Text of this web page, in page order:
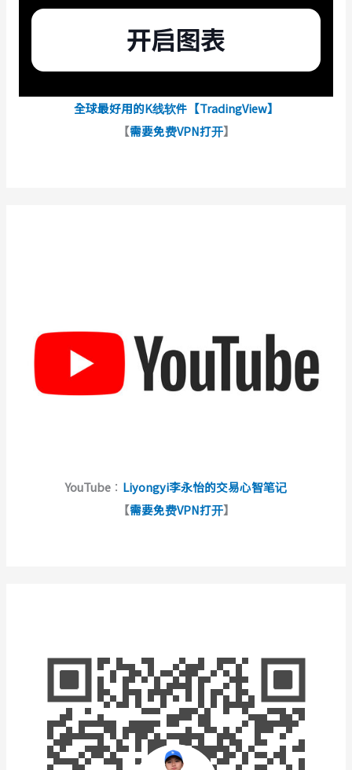
全球最好用的K线软件【TradingView】
【需要免费VPN打开】
YouTube ： Liyongyi李永怡的交易心智笔记
【需要免费VPN打开】